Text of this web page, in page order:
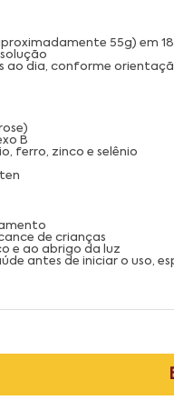
55g) em
ao dia, conforme
B
ferro, zinco e selênio
de crianças
e ao abrigo da luz
antes de iniciar o uso,